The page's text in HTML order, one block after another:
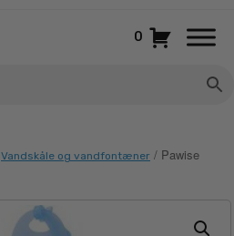
0
Vandskåle og vandfontæner / Pawise